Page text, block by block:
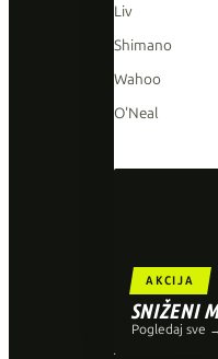
Liv
Shimano
Wahoo
O'Neal
AKCIJA
SNIŽENI
Pogledaj sve